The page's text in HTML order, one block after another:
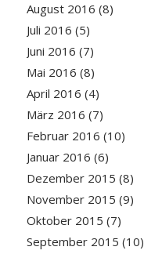
August 2016 (8)
Juli 2016 (5)
Juni 2016 (7)
Mai 2016 (8)
April 2016 (4)
März 2016 (7)
Februar 2016 (10)
Januar 2016 (6)
Dezember 2015 (8)
November 2015 (9)
Oktober 2015 (7)
September 2015 (10)